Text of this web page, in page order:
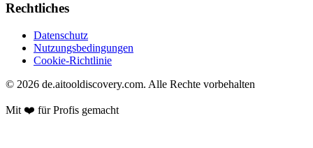
Rechtliches
Datenschutz
Nutzungsbedingungen
Cookie-Richtlinie
© 2026 de.aitooldiscovery.com. Alle Rechte vorbehalten
Mit ❤️ für Profis gemacht